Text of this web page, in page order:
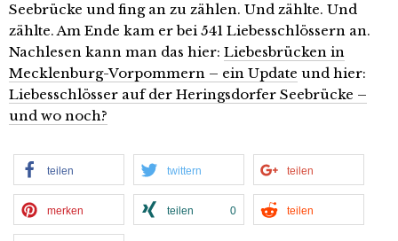
Seebrücke und fing an zu zählen. Und zählte. Und
zählte. Am Ende kam er bei 541 Liebesschlössern an.
Nachlesen kann man das hier: Liebesbrücken in
Mecklenburg-Vorpommern – ein Update und hier:
Liebesschlösser auf der Heringsdorfer Seebrücke –
und wo noch?
teilen twittern teilen
merken teilen 0 teilen